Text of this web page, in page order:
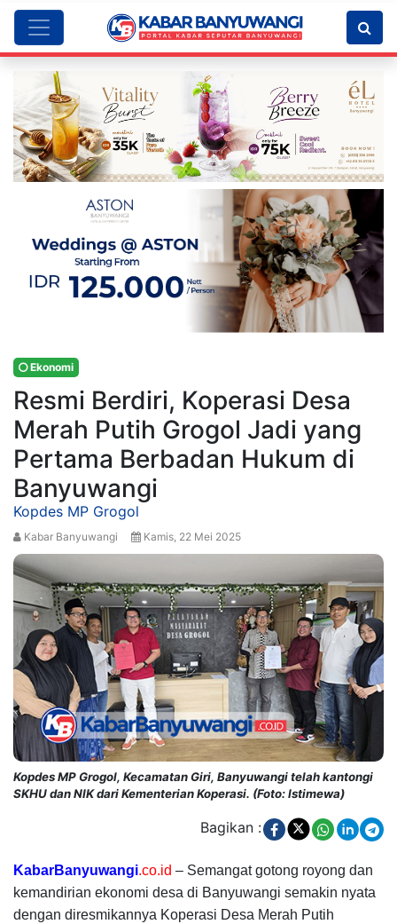
Ekonomi
Resmi Berdiri, Koperasi Desa
Merah Putih Grogol Jadi yang
Pertama Berbadan Hukum di
Banyuwangi
Kopdes MP Grogol
Kabar Banyuwangi Kamis, 22 Mei 2025
Kopdes MP Grogol, Kecamatan Giri, Banyuwangi telah kantongi
SKHU dan NIK dari Kementerian Koperasi. (Foto: Istimewa)
Bagikan :
KabarBanyuwangi.co.id – Semangat gotong royong dan
kemandirian ekonomi desa di Banyuwangi semakin nyata
dengan diresmikannya Koperasi Desa Merah Putih